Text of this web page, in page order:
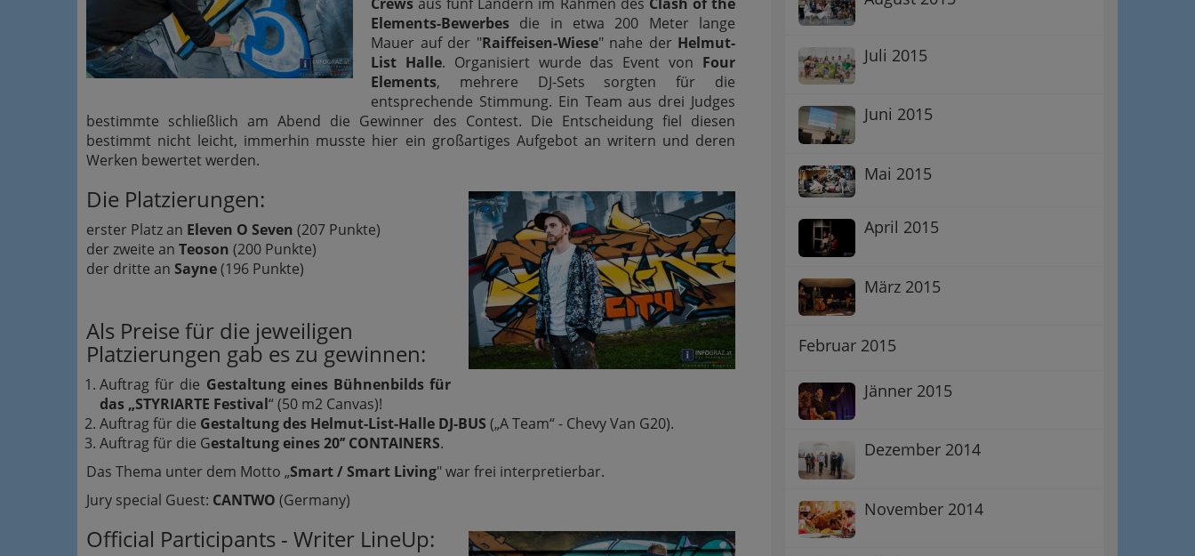
Elements-Bewerbes die in etwa 200 Meter lange
Mauer auf der "Raiffeisen-Wiese" nahe der Helmut-
List Halle. Organisiert wurde das Event von Four
Elements, mehrere DJ-Sets sorgten für die
entsprechende Stimmung. Ein Team aus drei Judges
bestimmte schließlich am Abend die Gewinner des Contest. Die Entscheidung fiel diesen
bestimmt nicht leicht, immerhin musste hier ein großartiges Aufgebot an writern und deren
Werken bewertet werden.
Die Platzierungen:
erster Platz an Eleven O Seven (207 Punkte)
der zweite an Teoson (200 Punkte)
der dritte an Sayne(196 Punkte)
Als Preise für die jeweiligen
Platzierungen gab es zu gewinnen:
Auftrag für die Gestaltung eines Bühnenbilds für
das „STYRIARTE Festival“ (50 m2 Canvas)!
Auftrag für die Gestaltung des Helmut-List-Halle DJ-BUS („A Team“ - Chevy Van G20).
Auftrag für die Gestaltung eines 20’’ CONTAINERS.
Das Thema unter dem Motto „Smart / Smart Living" war frei interpretierbar.
Jury special Guest: CANTWO (Germany)
Official Participants - Writer LineUp:
Juli 2015
Juni 2015
Mai 2015
April 2015
März 2015
Februar 2015
Jänner 2015
Dezember 2014
November 2014